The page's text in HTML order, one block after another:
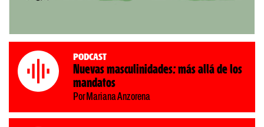
Podcast
Nuevas masculinidades: más allá de los
mandatos
Por Mariana Anzorena